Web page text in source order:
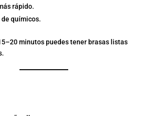
rápido.
químicos.
minutos puedes tener brasas listas